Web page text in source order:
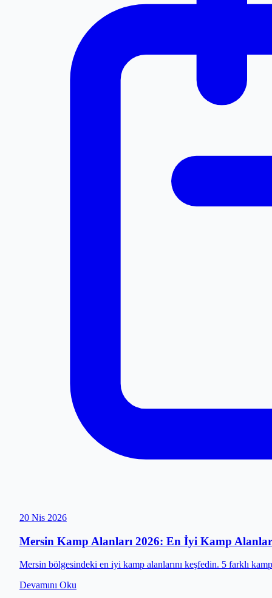
20 Nis 2026
Mersin Kamp Alanları 2026: En İyi Kamp
Mersin bölgesindeki en iyi kamp alanlarını keşfedin. 5 farklı
Devamını Oku